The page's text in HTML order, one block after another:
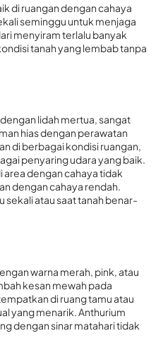
di ruangan dengan cahaya
seminggu untuk menjaga
menyiram terlalu banyak
tanah yang lembab tanpa
lidah mertua, sangat
hias dengan perawatan
di berbagai kondisi ruangan,
penyaring udara yang baik.
dengan cahaya tidak
dengan cahaya rendah.
sekali atau saat tanah benar-
warna merah, pink, atau
kesan mewah pada
di ruang tamu atau
yang menarik. Anthurium
dengan sinar matahari tidak